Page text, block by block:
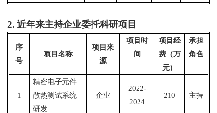
2. 近年来主持企业委托科研项目
序
号
项目名称
项目来
源
项目时
间
项目经
费（万
元）
承担
角色
1
精密电子元件
散热测试系统
研发
企业
2022-
2024
210 主持